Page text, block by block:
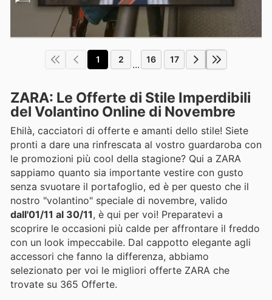
1 2 ... 16 17
ZARA: Le Offerte di Stile Imperdibili
del Volantino Online di Novembre
Ehilà, cacciatori di offerte e amanti dello stile! Siete
pronti a dare una rinfrescata al vostro guardaroba con
le promozioni più cool della stagione? Qui a ZARA
sappiamo quanto sia importante vestire con gusto
senza svuotare il portafoglio, ed è per questo che il
nostro "volantino" speciale di novembre, valido
dall'01/11 al 30/11, è qui per voi! Preparatevi a
scoprire le occasioni più calde per affrontare il freddo
con un look impeccabile. Dal cappotto elegante agli
accessori che fanno la differenza, abbiamo
selezionato per voi le migliori offerte ZARA che
trovate su 365 Offerte.